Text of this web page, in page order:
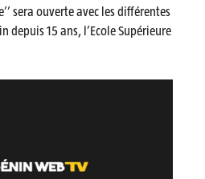
sera ouverte avec les différentes
depuis 15 ans, l’Ecole Supérieure